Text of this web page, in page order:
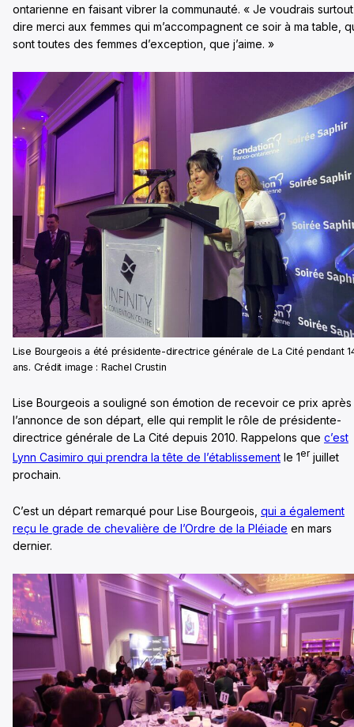
ontarienne en faisant vibrer la communauté. « Je voudrais surtout
dire merci aux femmes qui m’accompagnent ce soir à ma table,
sont toutes des femmes d’exception, que j’aime. »
Lise Bourgeois a été présidente-directrice générale de La Cité pendant
ans. Crédit image : Rachel Crustin
Lise Bourgeois a souligné son émotion de recevoir ce prix après
l’annonce de son départ, elle qui remplit le rôle de présidente-
directrice générale de La Cité depuis 2010. Rappelons que c’est
Lynn Casimiro qui prendra la tête de l’établissement le 1er juillet
prochain.
C’est un départ remarqué pour Lise Bourgeois, qui a également
reçu le grade de chevalière de l’Ordre de la Pléiade en mars
dernier.